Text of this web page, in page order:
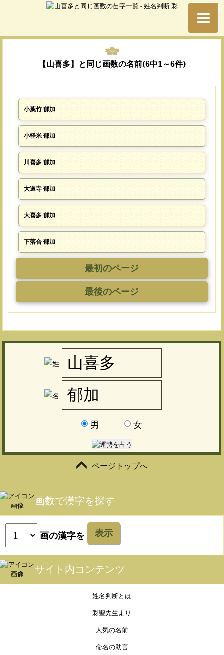
【山喜多】と同じ画数の名前(6中1～6件)
小葉竹 郁加
小軽米 郁加
川喜多 郁加
大道寺 郁加
大喜多 郁加
下落合 郁加
最初のページ
最後のページ
男 女
ページトップへ
画数で漢字を探す
画の漢字を 表示
サイト内コンテンツ
姓名判断とは
彩聖先生より
人気の名前
命名の助言